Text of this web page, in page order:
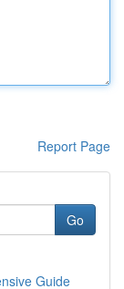
Report Page
Go
Guide